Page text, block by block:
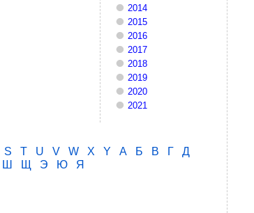
2014
2015
2016
2017
2018
2019
2020
2021
S T U V W X Y А Б В Г
Д
Ш Щ Э Ю Я